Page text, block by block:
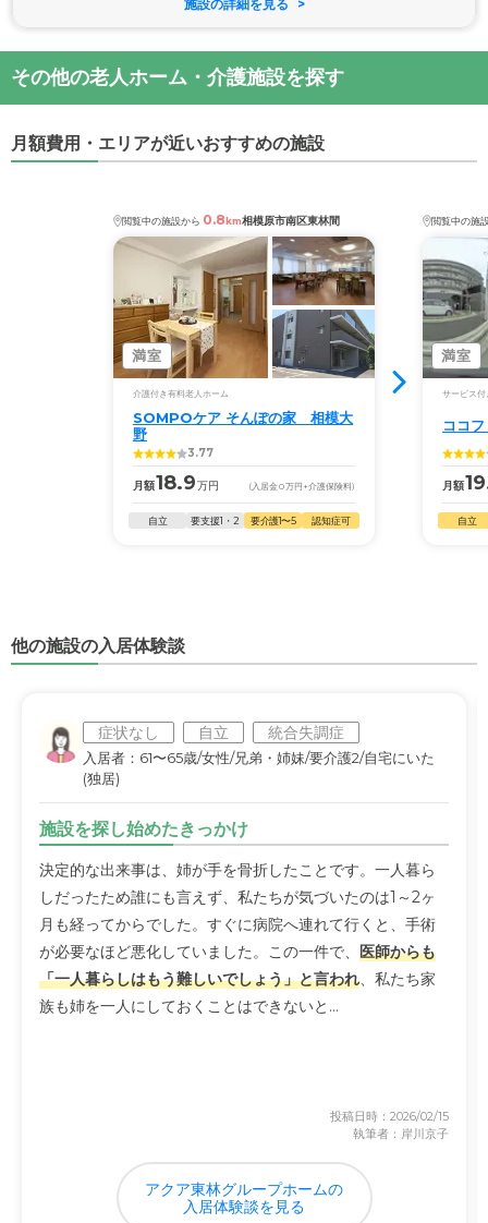
施設の詳細を見る
その他の老人ホーム・介護施設を探す
月額費用・エリアが近いおすすめの施設
閲覧中の施設から 0.8km相模原市南区東林間
満室
介護付き有料老人ホーム
SOMPOケア そんぽの家　相模大
野
3.77
月額18.9万円 (入居金0万円 +介護保険料)
自立 要支援1・2 要介護1〜5 認知症可
閲覧中の施
満室
サービス付
ココ
月額
自立
他の施設の入居体験談
症状なし 自立 統合失調症
入居者：61〜65歳/女性/兄弟・姉妹/要介護2/自宅にいた
(独居)
施設を探し始めたきっかけ
決定的な出来事は、姉が手を骨折したことです。一人暮ら
しだったため誰にも言えず、私たちが気づいたのは1～2ヶ
月も経ってからでした。すぐに病院へ連れて行くと、手術
が必要なほど悪化していました。この一件で、 医師からも
「一人暮らしはもう難しいでしょう」と言われ、私たち家
族も姉を一人にしておくことはできないと...
投稿日時：2026/02/15
執筆者：岸川京子
アクア東林グループホームの
入居体験談を見る